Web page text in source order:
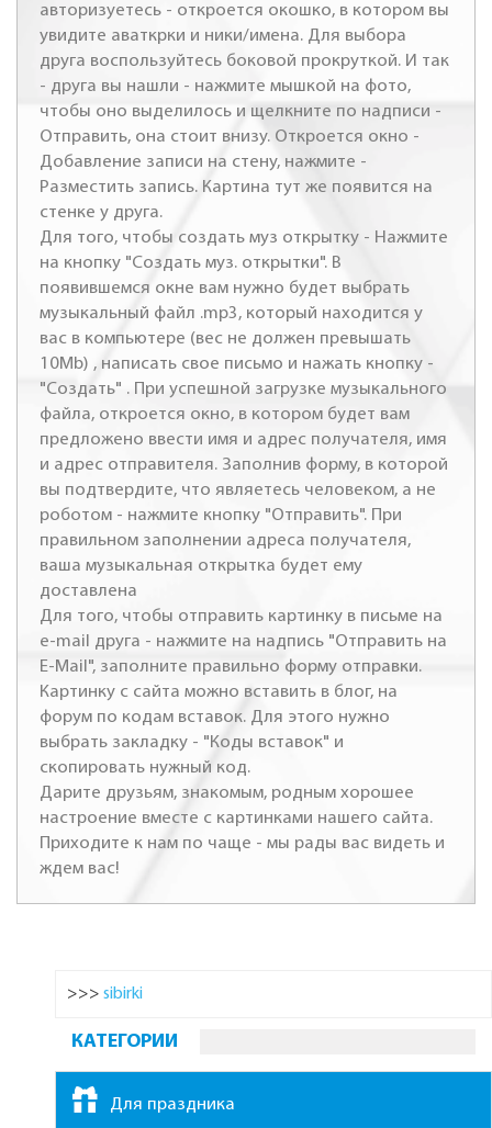
авторизуетесь - откроется окошко, в котором вы
увидите аваткрки и ники/имена. Для выбора
друга воспользуйтесь боковой прокруткой. И так
- друга вы нашли - нажмите мышкой на фото,
чтобы оно выделилось и щелкните по надписи -
Отправить, она стоит внизу. Откроется окно -
Добавление записи на стену, нажмите -
Разместить запись. Картина тут же появится на
стенке у друга.
Для того, чтобы создать муз открытку - Нажмите
на кнопку "Создать муз. открытки". В
появившемся окне вам нужно будет выбрать
музыкальный файл .mp3, который находится у
вас в компьютере (вес не должен превышать
10Mb) , написать свое письмо и нажать кнопку -
"Создать" . При успешной загрузке музыкального
файла, откроется окно, в котором будет вам
предложено ввести имя и адрес получателя, имя
и адрес отправителя. Заполнив форму, в которой
вы подтвердите, что являетесь человеком, а не
роботом - нажмите кнопку "Отправить". При
правильном заполнении адреса получателя,
ваша музыкальная открытка будет ему
доставлена
Для того, чтобы отправить картинку в письме на
e-mail друга - нажмите на надпись "Отправить на
E-Mail", заполните правильно форму отправки.
Картинку с сайта можно вставить в блог, на
форум по кодам вставок. Для этого нужно
выбрать закладку - "Коды вставок" и
скопировать нужный код.
Дарите друзьям, знакомым, родным хорошее
настроение вместе с картинками нашего сайта.
Приходите к нам по чаще - мы рады вас видеть и
ждем вас!
>>> sibirki
КАТЕГОРИИ
Для праздника